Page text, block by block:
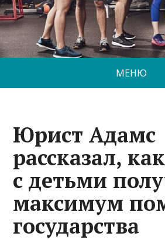
МЕНЮ
Юрист Адамс
рассказал,
с детьми
максимум
государства